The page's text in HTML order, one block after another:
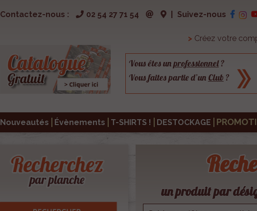
Contactez-nous : 02 54 27 71 54 Suivez-nous
> Créez votre
Vous êtes unprofessionnel?
Vous faites partie d’un Club ?
Nouveautés Évènements T-SHIRTS ! DESTOCKAGE
un produit par